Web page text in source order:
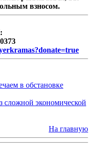
взносом.
в обстановке
экономической
На главную